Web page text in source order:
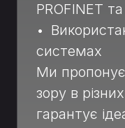
PROFINET
•
системах
Ми
зору в
гарантує